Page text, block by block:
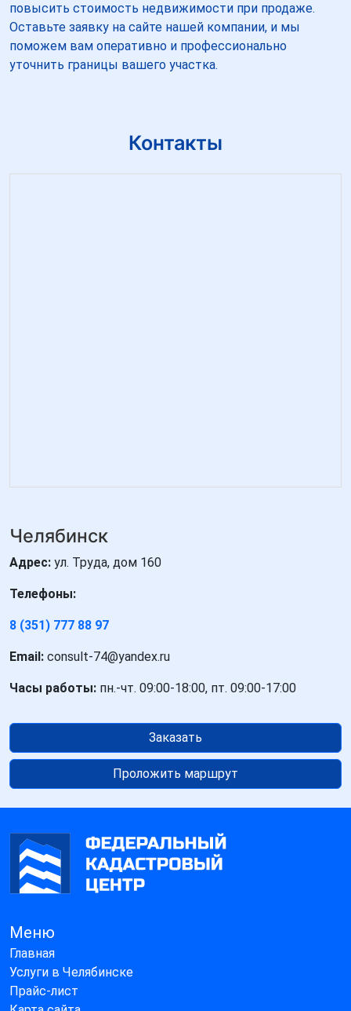
повысить стоимость недвижимости при продаже.
Оставьте заявку на сайте нашей компании, и мы
поможем вам оперативно и профессионально
уточнить границы вашего участка.
Контакты
Челябинск
Адрес: ул. Труда, дом 160
Телефоны:
8 (351) 777 88 97
Email: consult-74@yandex.ru
Часы работы: пн.-чт. 09:00-18:00, пт. 09:00-17:00
Заказать
Проложить маршрут
Меню
Главная
Услуги в Челябинске
Прайс-лист